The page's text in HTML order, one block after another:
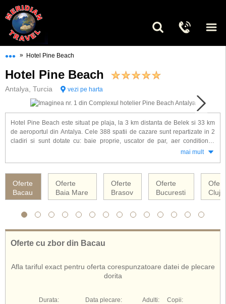
••• » Hotel Pine Beach
Hotel Pine Beach
Antalya, Turcia vezi pe harta
Hotel Pine Beach este situat pe plaja, la 3 km distanta de Belek si 33 km
de aeroportul din Antalya. Cele 388 spatii de cazare sunt repartizate in 2
cladiri si sunt dotate cu: baie proprie, uscator de par, aer conditionat,
interioara, 8 tobogane, cabinet medical, centru Thalasso-terapie,
magazine, schimb valutar, frizerie, spalătorie, curatatorie chimica, rent-a-
fitness, aerobic, aqua-aerobic, baschet, volei pe plaja, tenis de masa, tir cu
discoteca, internet wireless (in lobby), masaj, mini-golf, billiard, jocuri
video, internet-café, 5 terenuri de golf (la 3 km de hotel), catamaran,
mai mult
Oferte
Bacau
Oferte
Baia Mare
Oferte
Brasov
Oferte
Bucuresti
Cluj
Oferte cu zbor din Bacau
Afla tariful exact pentru oferta corespunzatoare datei de plecare
dorita
Durata: Data plecare: Adulti: Copii: